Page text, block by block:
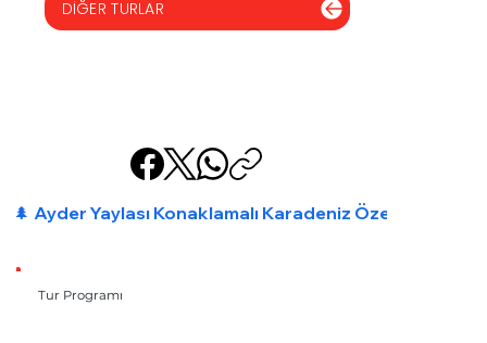
DIĞER TURLAR
🌲 Ayder Yaylası Konaklamalı Karadeniz Özel Program
Tur Programı